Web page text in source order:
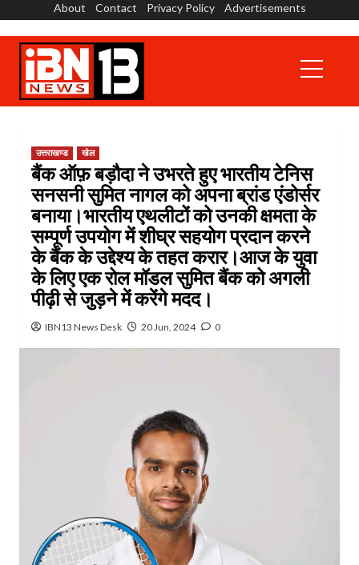
content
About Contact Privacy Policy Advertisements
Menu
उत्तराखण्ड खेल
बैंक ऑफ़ बड़ौदा ने उभरते हुए भारतीय टेनिस
सनसनी सुमित नागल को अपना ब्रांड एंडोर्सर
बनाया।भारतीय एथलीटों को उनकी क्षमता के
सम्पूर्ण उपयोग में शीघ्र सहयोग प्रदान करने
के बैंक के उद्देश्य के तहत करार।आज के युवा
के लिए एक रोल मॉडल सुमित बैंक को अगली
पीढ़ी से जुड़ने में करेंगे मदद।
IBN13 News Desk 20 Jun, 2024 0